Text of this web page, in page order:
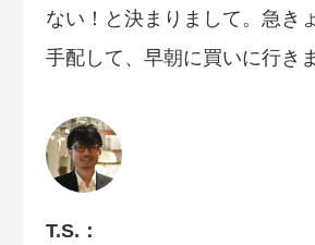
ない！と決まりまして。急き
手配して、早朝に買いに行き
T.S.：